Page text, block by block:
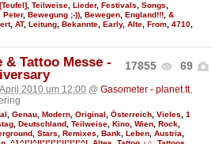
[Teufel] Teilweise Lieder, Festivals Songs
Peter, Bewegung ;-)) Bewegen England!!! &
, AT, Leitung Bekannte Early, Alte From 4710
17855 69
& Tattoo Messe -
2010 um 12:00 @ Gasometer - planet.tt,
, Genau, Modern, Original , Österreich, Vieles, 1
, Deutschland, Teilweise, Kino, Wien, Rock,
, Stars, Remixes, Bank, Leben, Austria,